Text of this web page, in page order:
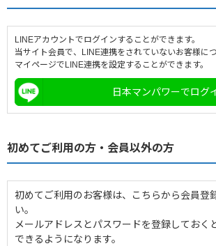
LINEアカウントでログインすることができます。
当サイト会員で、LINE連携をされていないお客様に
マイページでLINE連携を設定することができます。
日本マンパワーでログ
初めてご利用の方・会員以外の方
初めてご利用のお客様は、こちらから会員登
い。
メールアドレスとパスワードを登録しておく
できるようになります。